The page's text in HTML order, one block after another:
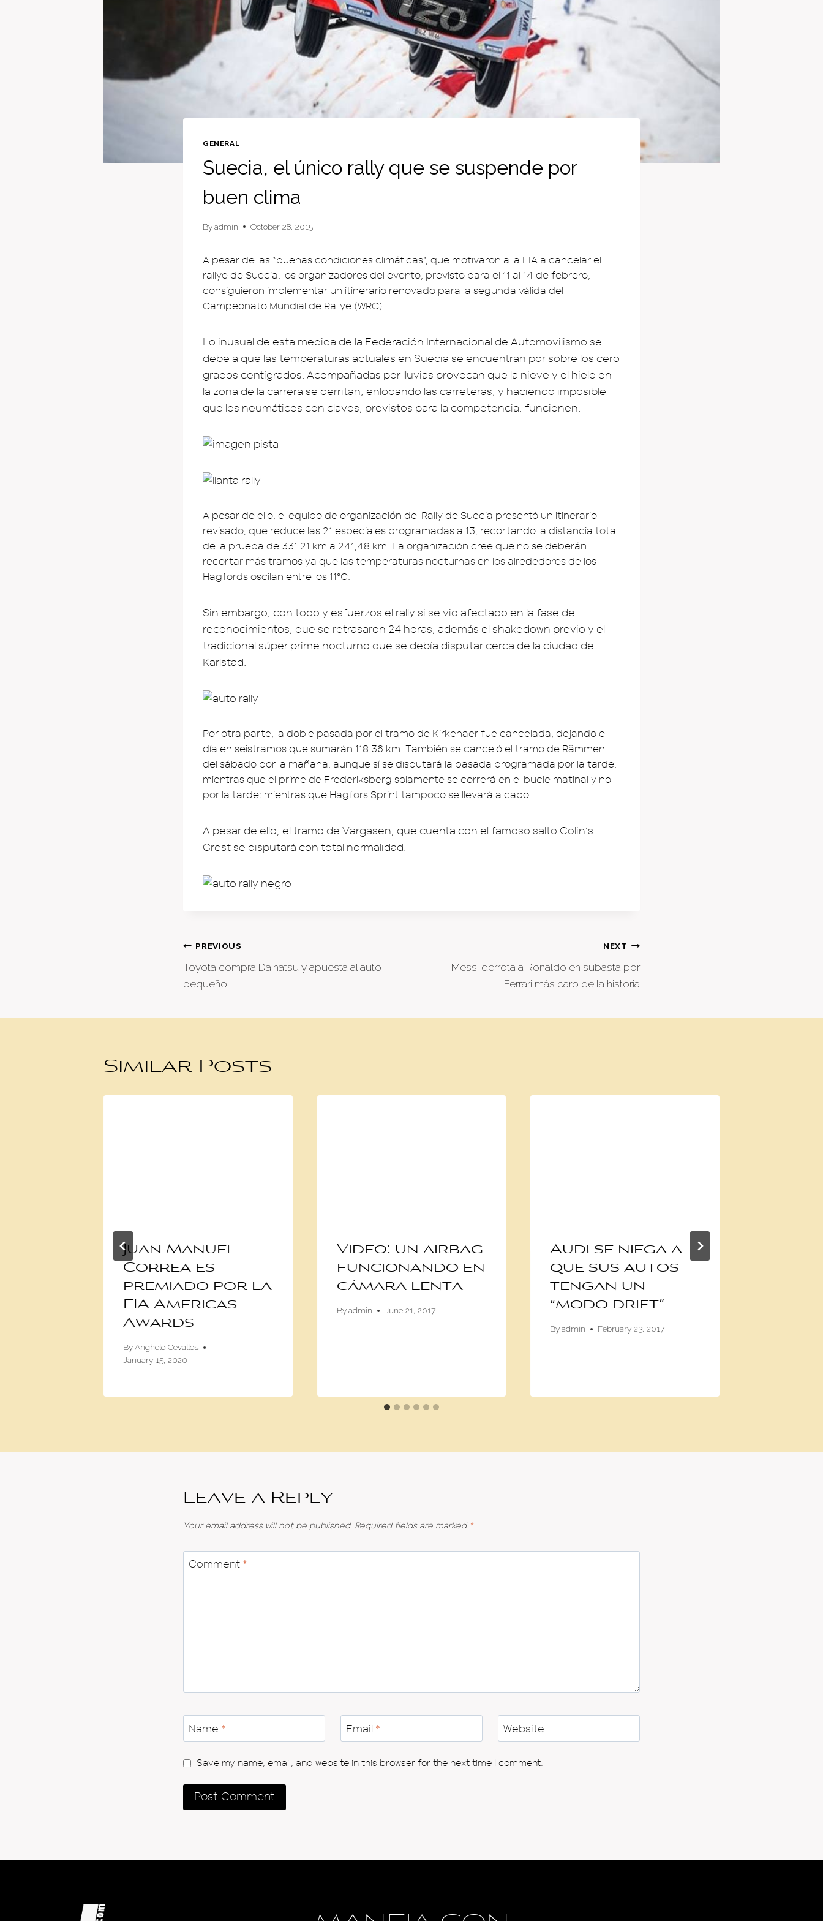
GENERAL
Suecia, el único rally que se suspende por
buen clima
Byadmin October 28, 2015
A pesar de las “buenas condiciones climáticas”, que motivaron a la FIA a cancelar el
rallye de Suecia, los organizadores del evento, previsto para el 11 al 14 de febrero,
consiguieron implementar un itinerario renovado para la segunda válida del
Campeonato Mundial de Rallye (WRC).
Lo inusual de esta medida de la Federación Internacional de Automovilismo se
debe a que las temperaturas actuales en Suecia se encuentran por sobre los cero
grados centígrados. Acompañadas por lluvias provocan que la nieve y el hielo en
la zona de la carrera se derritan, enlodando las carreteras, y haciendo imposible
que los neumáticos con clavos, previstos para la competencia, funcionen.
A pesar de ello, el equipo de organización del Rally de Suecia presentó un itinerario
revisado, que reduce las 21 especiales programadas a 13, recortando la distancia total
de la prueba de 331.21 km a 241,48 km. La organización cree que no se deberán
recortar más tramos ya que las temperaturas nocturnas en los alrededores de los
Hagfords oscilan entre los 11°C.
Sin embargo, con todo y esfuerzos el rally si se vio afectado en la fase de
reconocimientos, que se retrasaron 24 horas, además el shakedown previo y el
tradicional súper prime nocturno que se debía disputar cerca de la ciudad de
Karlstad.
Por otra parte, la doble pasada por el tramo de Kirkenaer fue cancelada, dejando el
día en seistramos que sumarán 118.36 km. También se canceló el tramo de Rämmen
del sábado por la mañana, aunque sí se disputará la pasada programada por la tarde,
mientras que el prime de Frederiksberg solamente se correrá en el bucle matinal y no
por la tarde; mientras que Hagfors Sprint tampoco se llevará a cabo.
A pesar de ello, el tramo de Vargasen, que cuenta con el famoso salto Colin’s
Crest se disputará con total normalidad.
Post
navigation
PREVIOUS
Toyota compra Daihatsu y apuesta al auto
pequeño
NEXT
Messi derrota a Ronaldo en subasta por
Ferrari más caro de la historia
Similar Posts
Juan Manuel
Correa es
premiado por la
FIA Americas
Awards
ByAnghelo Cevallos
January 15, 2020
Video: un airbag
funcionando en
cámara lenta
By admin June 21, 2017
Audi se niega a
que sus autos
tengan un
“modo drift”
By admin February 23, 2017
Leave a Reply
Your email address will not be published. Required fields are marked *
Comment *
Name * Email * Website
Save my name, email, and website in this browser for the next time I comment.